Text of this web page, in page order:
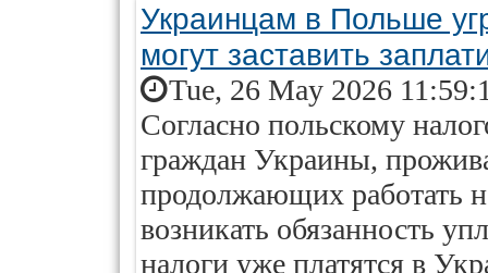
Украинцам в Польше
могут заставить
Tue, 26 May 2026
Согласно польскому
граждан Украины,
продолжающих работать
возникать обязанность
налоги уже платятся в